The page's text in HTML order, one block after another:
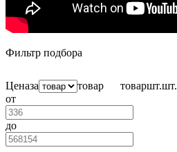
Фильтр подбора
Ценаза товар товаршт.шт.
от
до